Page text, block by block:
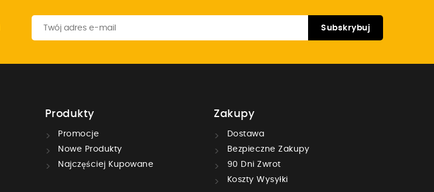
Produkty
Promocje
Nowe Produkty
Najczęściej Kupowane
Zakupy
Dostawa
Bezpieczne Zakupy
90 Dni Zwrot
Koszty Wysyłki